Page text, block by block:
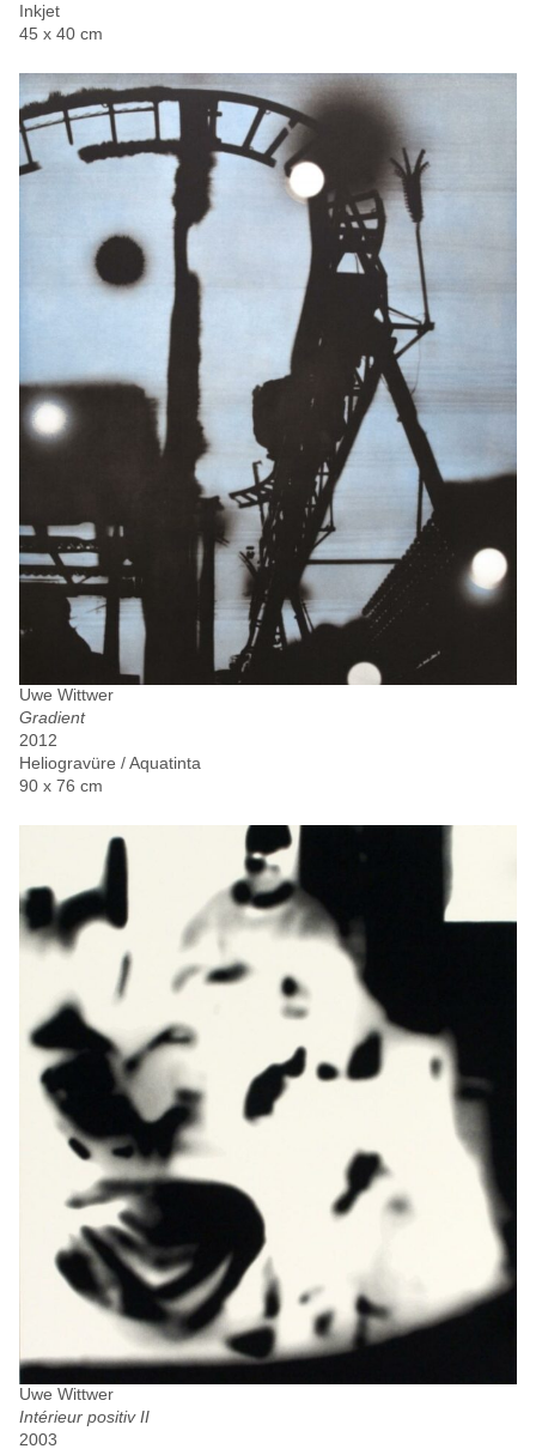
Inkjet
45 x 40 cm
Uwe Wittwer
Gradient
2012
Heliogravüre / Aquatinta
90 x 76 cm
Uwe Wittwer
Intérieur positiv II
2003